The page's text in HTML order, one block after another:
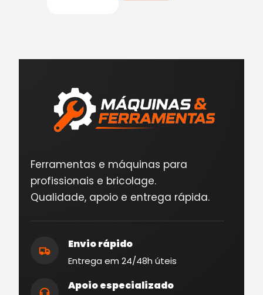
Ferramentas e máquinas para
profissionais e bricolage.
Qualidade, apoio e entrega rápida.
Envio rápido
Entrega em 24/48h úteis
Apoio especializado